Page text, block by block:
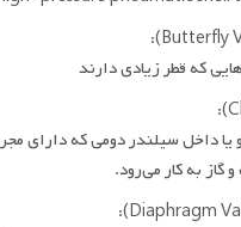
که قطر زیادی دارند
داخل سیلندر دومی که دارای
گاز به کار می‌رود.